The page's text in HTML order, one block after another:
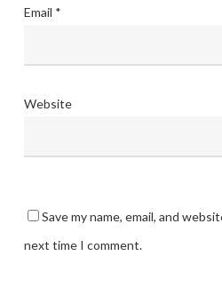
Email *
Website
Save my name, email, and
next time I comment.